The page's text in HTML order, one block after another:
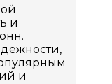
и
и